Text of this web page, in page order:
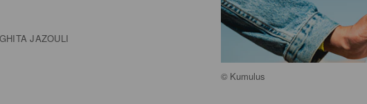
GHITA JAZOULI
© Kumulus